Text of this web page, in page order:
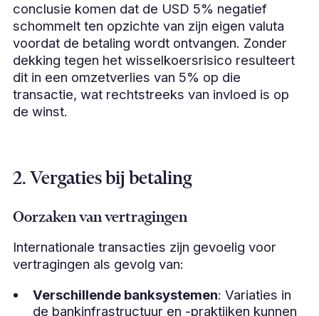
conclusie komen dat de USD 5% negatief
schommelt ten opzichte van zijn eigen valuta
voordat de betaling wordt ontvangen. Zonder
dekking tegen het wisselkoersrisico resulteert
dit in een omzetverlies van 5% op die
transactie, wat rechtstreeks van invloed is op
de winst.
2. Vergaties bij betaling
Oorzaken van vertragingen
Internationale transacties zijn gevoelig voor
vertragingen als gevolg van:
Verschillende banksystemen: Variaties in
de bankinfrastructuur en -praktijken kunnen